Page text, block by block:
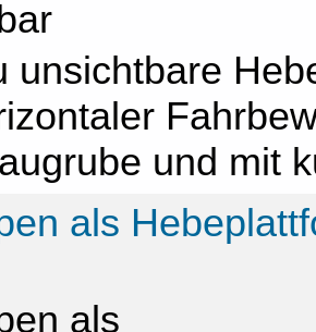
unsichtbare
und mit
als